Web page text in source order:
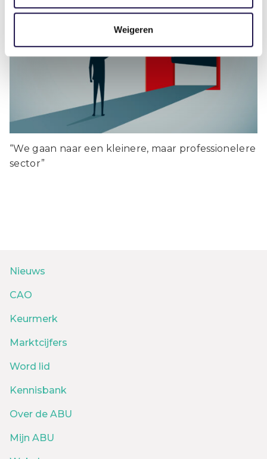
Weigeren
De Wtta in de praktijk: wie mag
straks nog uitzenden?
“We gaan naar een kleinere, maar professionelere
sector”
Nieuws
CAO
Keurmerk
Marktcijfers
Word lid
Kennisbank
Over de ABU
Mijn ABU